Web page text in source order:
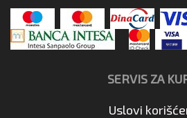
SERVIS ZA
Uslovi